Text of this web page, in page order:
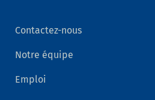
Contactez-nous
Notre équipe
Emploi